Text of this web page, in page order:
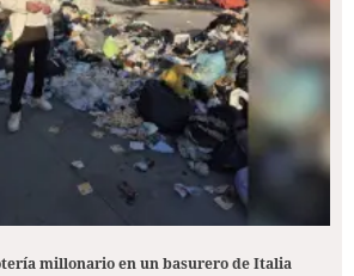
millonario en un basurero de Italia